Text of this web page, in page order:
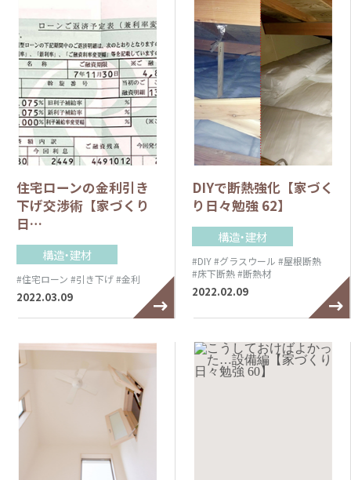
住宅ローンの金利引き
下げ交渉術【家づくり
日…
構造・建材
#住宅ローン #引き下げ#金利
2022.03.09
DIYで断熱強化【家づく
り日々勉強 62】
構造・建材
#DIY#グラスウール #屋根断熱
#床下断熱#断熱材
2022.02.09